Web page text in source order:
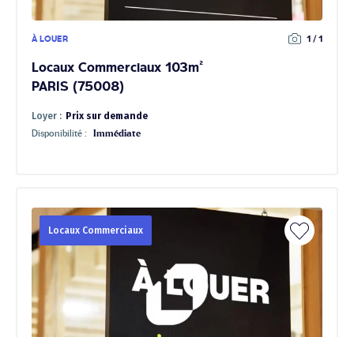
À LOUER 1 / 1
Locaux Commerciaux 103m²
PARIS (75008)
Loyer : Prix sur demande
Disponibilité : Immédiate
Locaux Commerciaux